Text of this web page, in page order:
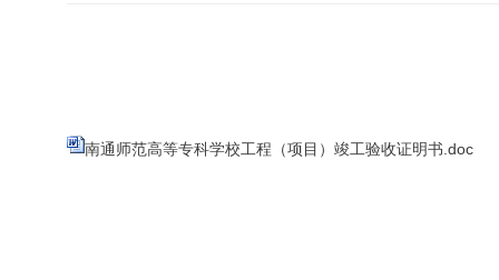
南通师范高等专科学校工程（项目）竣工验收证明书.doc